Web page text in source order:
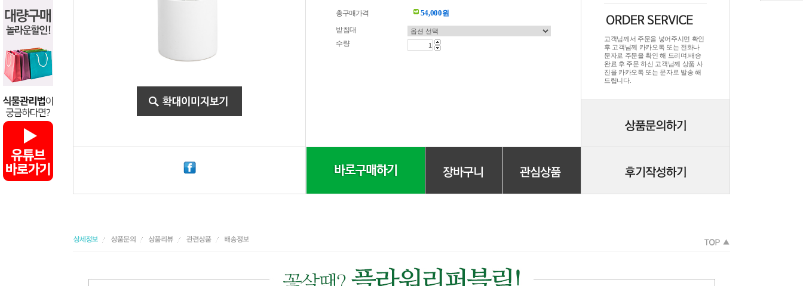
총구매가격 54,000원
받침대
수량
고객님께서 주문을 넣어주시면 확인
후 고객님께 카카오톡 또는 전화나
문자로 주문을 확인 해 드리며.배송
완료 후 주문 하신 고객님께 상품 사
진을 카카오톡 또는 문자로 발송 해
드립니다.